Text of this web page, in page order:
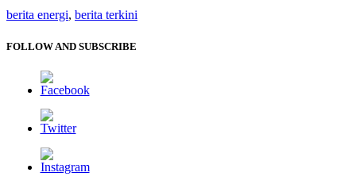
Tagged:
berita energi, berita terkini
FOLLOW AND SUBSCRIBE